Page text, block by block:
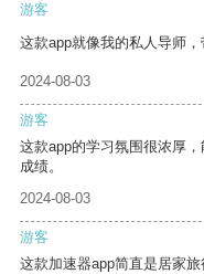
游客
这款app就像我的私人导师，
2024-08-03
游客
这款app的学习氛围很浓厚
成绩。
2024-08-03
游客
这款加速器app简直是居家